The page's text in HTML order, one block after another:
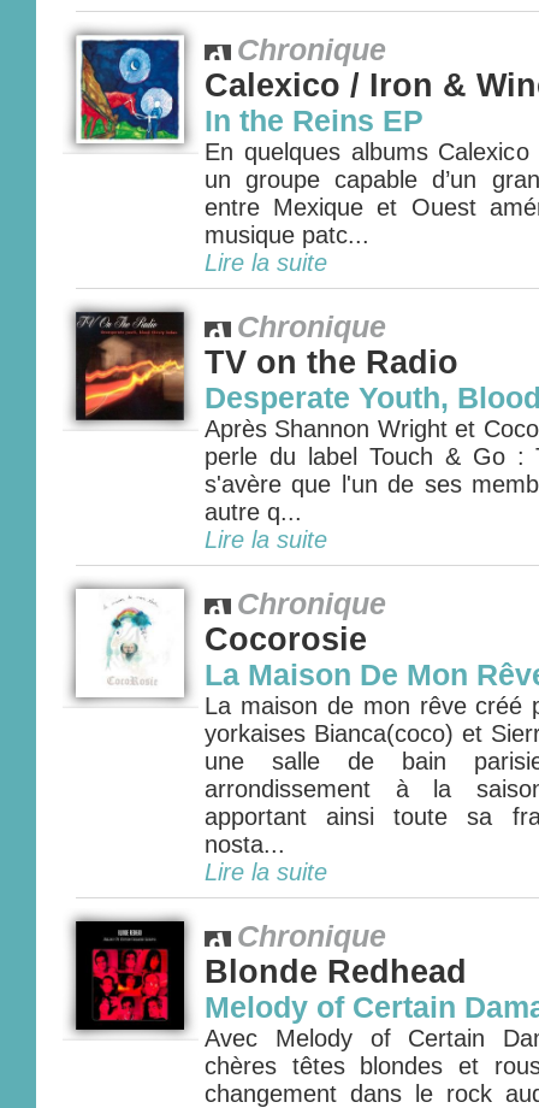
Chronique
Calexico / Iron &
In the Reins EP
En quelques albums Calexico
un groupe capable d’un
entre Mexique et Ouest
musique patc...
Lire la suite
Chronique
TV on the Radio
Desperate Youth,
Après Shannon Wright et
perle du label Touch & Go
s'avère que l'un de ses
autre q...
Lire la suite
Chronique
Cocorosie
La Maison De Mon
La maison de mon rêve créé
yorkaises Bianca(coco) et
une salle de bain
arrondissement à la
apportant ainsi toute sa
nosta...
Lire la suite
Chronique
Blonde Redhead
Melody of Certain
Avec Melody of Certain
chères têtes blondes et
changement dans le rock